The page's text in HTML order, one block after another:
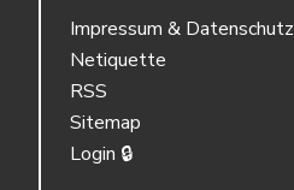
Impressum & Datenschutz
Netiquette
RSS
Sitemap
Login 🔒